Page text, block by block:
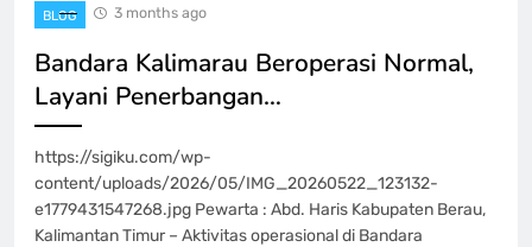
BLOG 3 months ago
Bandara Kalimarau Beroperasi Normal,
Layani Penerbangan…
https://sigiku.com/wp-
content/uploads/2026/05/IMG_20260522_123132-
e1779431547268.jpg Pewarta : Abd. Haris Kabupaten Berau,
Kalimantan Timur – Aktivitas operasional di Bandara